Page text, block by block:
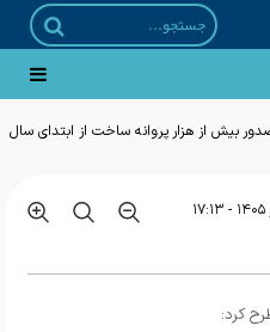
بیش از هزار پروانه ساخت از ابتدای سال
کرد: